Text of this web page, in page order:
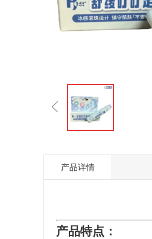
产品详情
产品特点：